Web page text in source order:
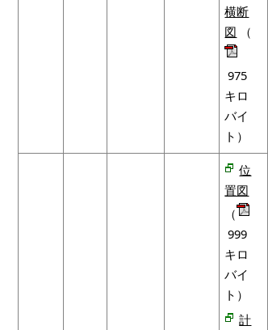
横断
図 （
975
キロ
バイ
ト）
位
置図
（
999
キロ
バイ
ト）
計